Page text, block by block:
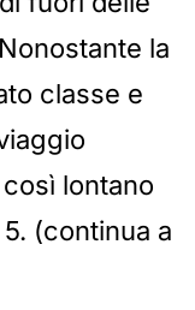
Nonostante la
classe e
lontano
(continua a